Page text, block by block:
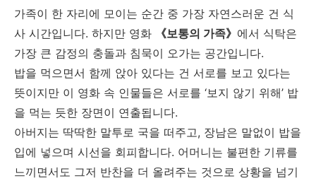
가족이 한 자리에 모이는 순간 중 가장 자연스러운 건 식
사 시간입니다. 하지만 영화
《보통의 가족》 에서 식탁은
가장 큰 감정의 충돌과 침묵이 오가는 공간입니다.
밥을 먹으면서 함께 앉아 있다는 건 서로를 보고 있다는
뜻이지만 이 영화 속 인물들은 서로를 ‘보지 않기 위해’ 밥
을 먹는 듯한 장면이 연출됩니다.
아버지는 딱딱한 말투로 국을 떠주고, 장남은 말없이 밥을
입에 넣으며 시선을 회피합니다. 어머니는 불편한 기류를
느끼면서도 그저 반찬을 더 올려주는 것으로 상황을 넘기